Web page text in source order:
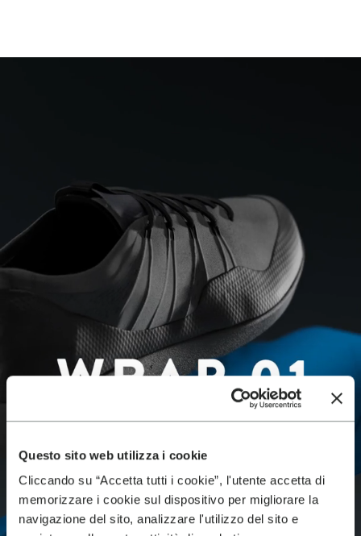
Questo sito web utilizza i cookie
Cliccando su “Accetta tutti i cookie”, l'utente accetta di
memorizzare i cookie sul dispositivo per migliorare la
navigazione del sito, analizzare l'utilizzo del sito e